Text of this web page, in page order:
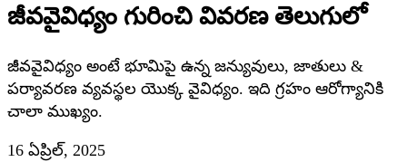
జీవవైవిధ్యం గురించి వివరణ తెలుగులో
జీవవైవిధ్యం అంటే భూమిపై ఉన్న జన్యువులు, జాతులు &
పర్యావరణ వ్యవస్థల యొక్క వైవిధ్యం. ఇది గ్రహం ఆరోగ్యానికి
చాలా ముఖ్యం.
16 ఏప్రిల్, 2025